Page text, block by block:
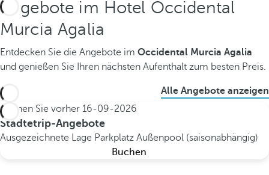
Angebote im Hotel Occidental
Murcia Agalia
Entdecken Sie die Angebote im Occidental Murcia Agalia
und genießen Sie Ihren nächsten Aufenthalt zum besten Preis.
Alle Angebote anzeigen
Buchen Sie vorher 16-09-2026
Städtetrip-Angebote
Ausgezeichnete Lage Parkplatz Außenpool (saisonabhängig)
Buchen